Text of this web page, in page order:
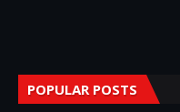
POPULAR POSTS